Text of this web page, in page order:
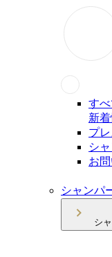
す
新
プ
シ
お
シャンパ
シ